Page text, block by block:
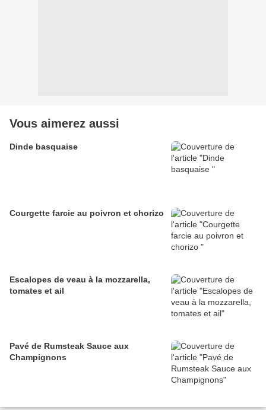
Vous aimerez aussi
Dinde basquaise
Courgette farcie au poivron et chorizo
Escalopes de veau à la mozzarella,
tomates et ail
Pavé de Rumsteak Sauce aux
Champignons